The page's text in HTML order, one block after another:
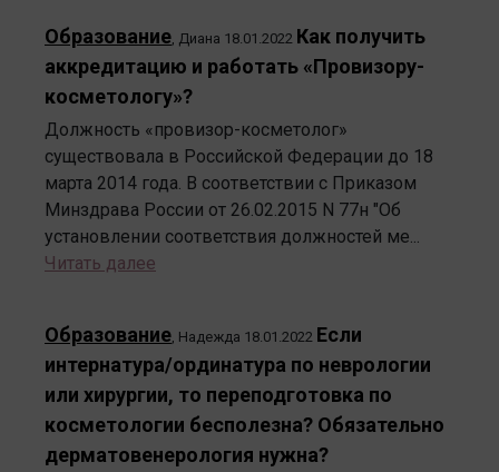
Образование Диана 18.01.2022 Как получить
аккредитацию и работать «Провизору-
косметологу»?
Должность «провизор-косметолог»
существовала в Российской Федерации до 18
марта 2014 года. В соответствии с Приказом
Минздрава России от 26.02.2015 N 77н "Об
установлении соответствия должностей ме...
Читать далее
Образование Надежда 18.01.2022 Если
интернатура/ординатура по неврологии
или хирургии, то переподготовка по
косметологии бесполезна? Обязательно
дерматовенерология нужна?